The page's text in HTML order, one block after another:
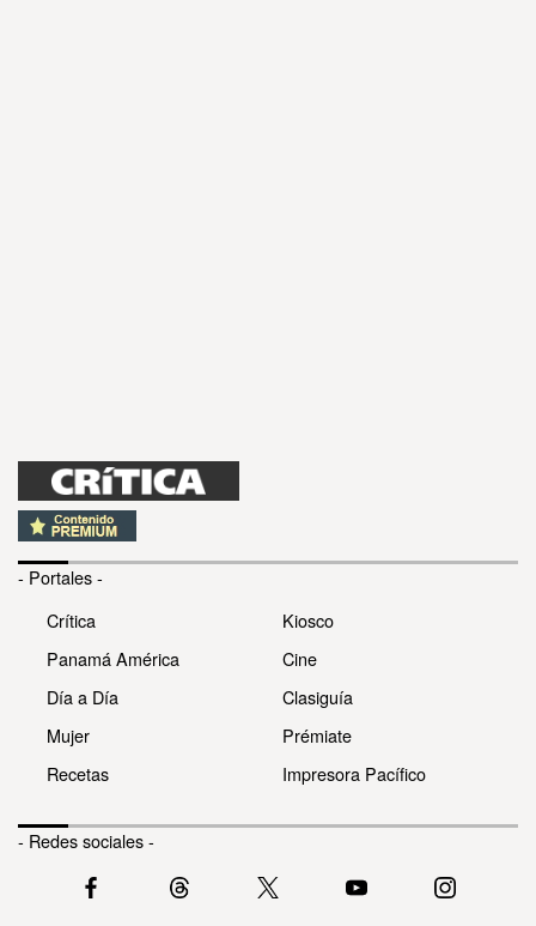
- Portales -
Crítica
Panamá América
Día a Día
Mujer
Recetas
Kiosco
Cine
Clasiguía
Prémiate
Impresora Pacífico
- Redes sociales -